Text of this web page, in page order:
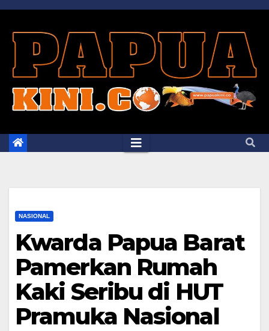
Skip
content
NASIONAL
Kwarda Papua Barat
Pamerkan Rumah
Kaki Seribu di HUT
Pramuka Nasional